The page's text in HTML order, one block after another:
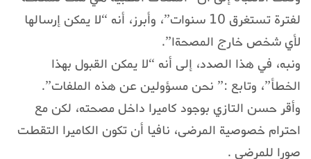
لفترة تستغرق 10 سنوات”، وأبرز، أنه “لا يمكن إرسالها
لأي شخص خارج المصحةا”.
ونبه، في هذا الصدد، إلى أنه “لا يمكن القبول بهذا
الخطأ”، وتابع :” نحن مسؤولين عن هذه الملفات”.
وأقر حسن التازي بوجود كاميرا داخل مصحته، لكن مع
احترام خصوصية المرضى، نافيا أن تكون الكاميرا التقطت
صورا للمرضى .